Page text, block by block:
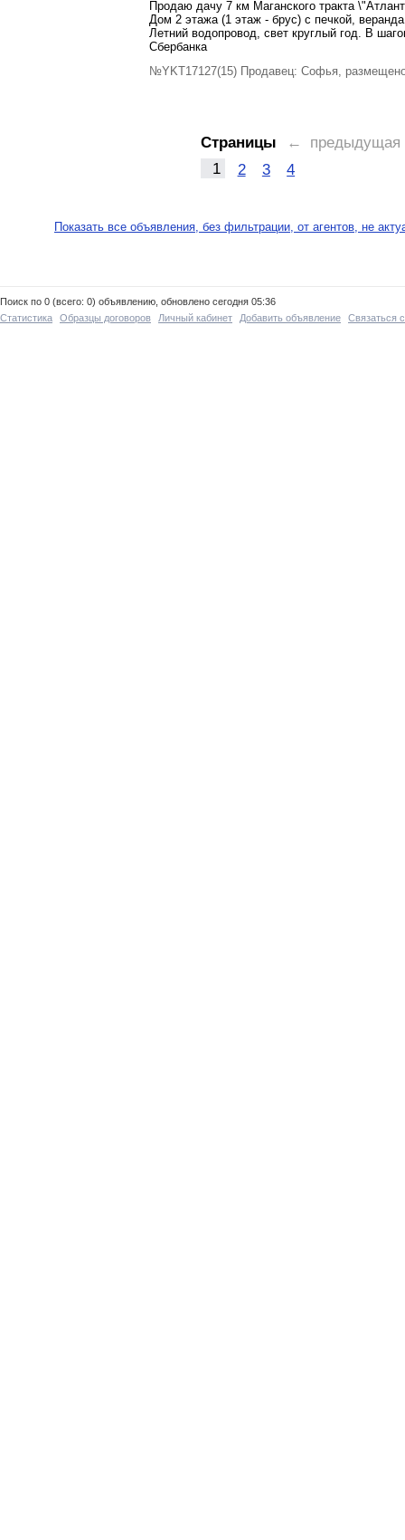
Продаю дачу 7 км Маганского тракта
Дом 2 этажа (1 этаж - брус) с печкой,
Летний водопровод, свет круглый год. В
Сбербанка
№YKT17127(15) Продавец: Софья,
Страницы
← предыдущая
1
2 3 4
Показать все объявления, без фильтрации, от агентов, не
Поиск по 0 (всего: 0) объявлению, обновлено сегодня 05:36
Статистика
Образцы договоров Личный кабинет Добавить объявление Связаться